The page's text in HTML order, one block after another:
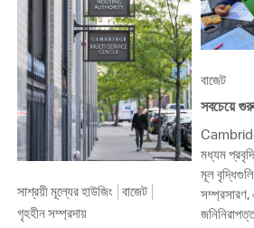
সাশ্রয়ী মূল্যের হাউজিং বাজেট
গৃহহীন সম্প্রদায়
বাজেট
সবচেয়ে
মধ্যম
মূল
সম্প্রসারণ,